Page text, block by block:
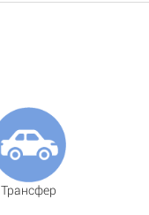
Трансфер